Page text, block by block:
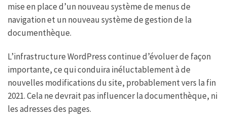
mise en place d’un nouveau système de menus de
navigation et un nouveau système de gestion de la
documenthèque.
L’infrastructure WordPress continue d’évoluer de façon
importante, ce qui conduira inéluctablement à de
nouvelles modifications du site, probablement vers la fin
2021. Cela ne devrait pas influencer la documenthèque, ni
les adresses des pages.